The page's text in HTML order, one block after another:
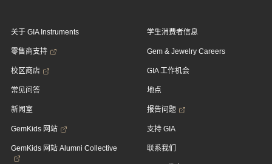
关于 GIA Instruments
零售商支持
校区商店
常见问答
新闻室
GemKids 网站
GemKids 网站 Alumni Collective
学生消费者信息
Gem & Jewelry Careers
GIA 工作机会
地点
报告问题
支持 GIA
联系我们